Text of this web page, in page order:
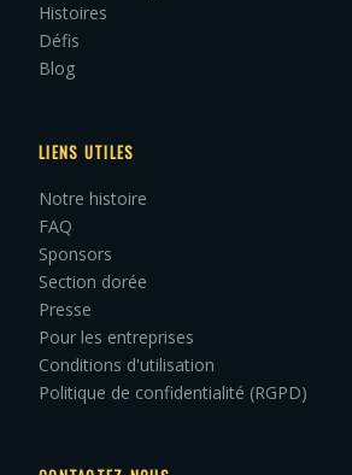
Histoires
Défis
Blog
LIENS UTILES
Notre histoire
FAQ
Sponsors
Section dorée
Presse
Pour les entreprises
Conditions d'utilisation
Politique de confidentialité (RGPD)